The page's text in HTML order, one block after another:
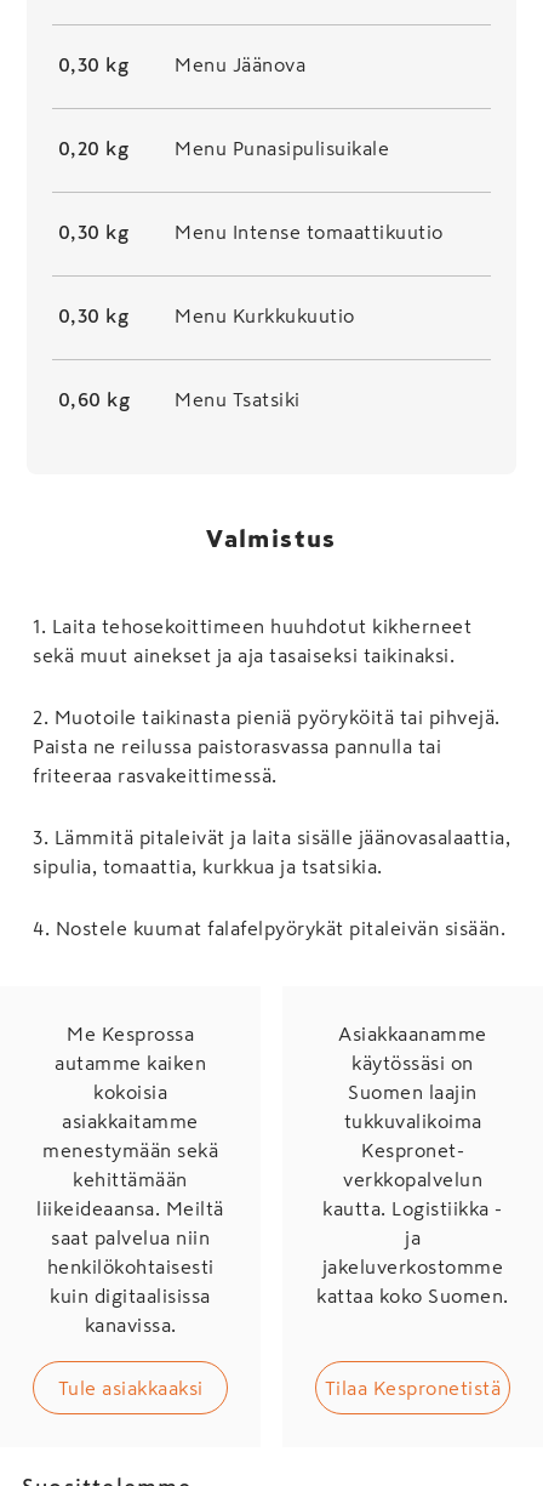
0,30 kg Menu Jäänova
0,20 kg Menu Punasipulisuikale
0,30 kg Menu Intense tomaattikuutio
0,30 kg Menu Kurkkukuutio
0,60 kg Menu Tsatsiki
Valmistus
1
Laita tehosekoittimeen huuhdotut kikherneet
sekä muut ainekset ja aja tasaiseksi taikinaksi.
2
Muotoile taikinasta pieniä pyöryköitä tai pihvejä.
Paista ne reilussa paistorasvassa pannulla tai
friteeraa rasvakeittimessä.
3
Lämmitä pitaleivät ja laita sisälle jäänovasalaattia,
sipulia, tomaattia, kurkkua ja tsatsikia.
4 Nostele kuumat falafelpyörykät pitaleivän sisään.
Me Kesprossa
autamme kaiken
kokoisia
asiakkaitamme
menestymään sekä
kehittämään
liikeideaansa. Meiltä
saat palvelua niin
henkilökohtaisesti
kuin digitaalisissa
kanavissa.
Tule asiakkaaksi
Asiakkaanamme
käytössäsi on
Suomen laajin
tukkuvalikoima
Kespronet-
verkkopalvelun
kautta. Logistiikka -
ja
jakeluverkostomme
kattaa koko Suomen.
Tilaa Kespronetistä